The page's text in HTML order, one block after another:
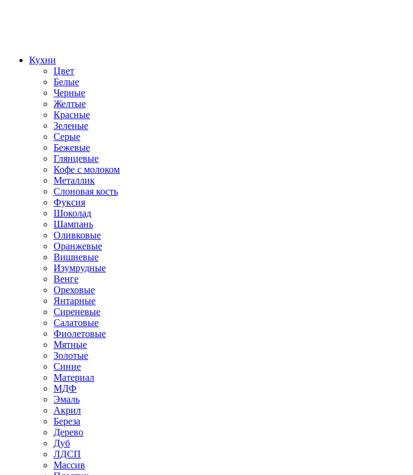
Кухни
Цвет
Белые
Черные
Желтые
Красные
Зеленые
Серые
Бежевые
Глянцевые
Кофе с молоком
Металлик
Слоновая кость
Фуксия
Шоколад
Шампань
Оливковые
Оранжевые
Вишневые
Изумрудные
Венге
Ореховые
Янтарные
Сиреневые
Салатовые
Фиолетовые
Мятные
Золотые
Синие
Материал
МДФ
Эмаль
Акрил
Береза
Дерево
Дуб
ЛДСП
Массив